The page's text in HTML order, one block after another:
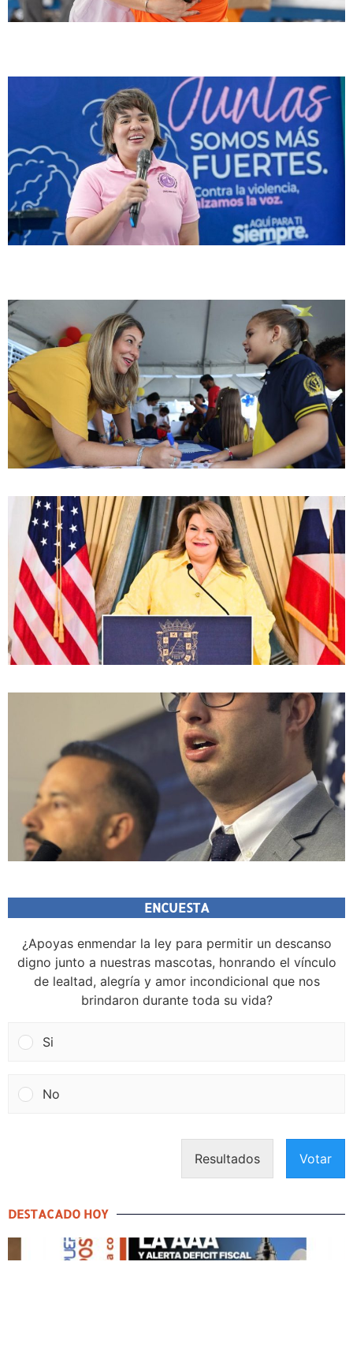
ENCUESTA
¿Apoyas enmendar la ley para permitir un descanso
digno junto a nuestras mascotas, honrando el vínculo
de lealtad, alegría y amor incondicional que nos
brindaron durante toda su vida?
Si
No
Resultados Votar
DESTACADO HOY